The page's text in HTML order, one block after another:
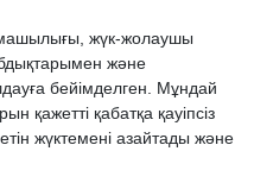
жүк-жолаушы
және
бейімделген. Мұндай
қажетті қабатқа қауіпсіз
жүктемені азайтады және